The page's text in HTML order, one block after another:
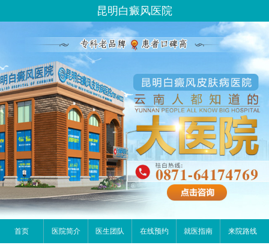
昆明白癜风医院
首页 医院简介 医生团队 在线预约 就医指南 来院路线